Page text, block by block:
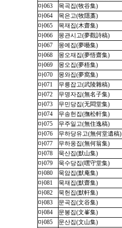
마063
목곡집(牧谷集)
마064
목은고(牧隱藁)
마065
목재집(木齋集)
마066
몽관시고(夢觀詩稿)
마067
몽예집(夢囈集)
마068
몽오재집(夢悟齋集)
마069
몽오집(夢梧集)
마070
몽와집(夢窩集)
마071
무릉잡고(武陵雜稿)
마072
무명자집(無名子集)
마073
무민당집(无悶堂集)
마074
무송헌집(撫松軒集)
마075
무주일고(無住逸稿)
마076
무하당유고(無何堂遺稿)
마077
무하옹집(無何翁集)
마078
묵산집(默山集)
마079
묵수당집(嘿守堂集)
마080
묵암집(默庵集)
마081
묵재집(默齋集)
마082
묵헌집(默軒集)
마083
문곡집(文谷集)
마084
문봉집(文峯集)
마085
문산집(文山集)